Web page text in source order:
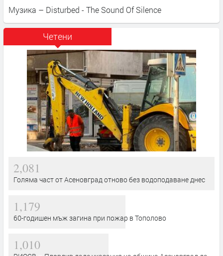
Музика – Disturbed - The Sound Of Silence
Четени
2,081
Голяма част от Асеновград отново без водоподаване днес
1,179
60-годишен мъж загина при пожар в Тополово
1,010